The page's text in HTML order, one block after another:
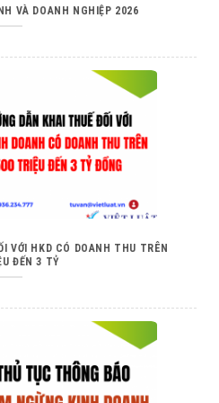
VÀ DOANH NGHIỆP 2026
VỚI HKD CÓ DOANH THU TRÊN
ĐẾN 3 TỶ